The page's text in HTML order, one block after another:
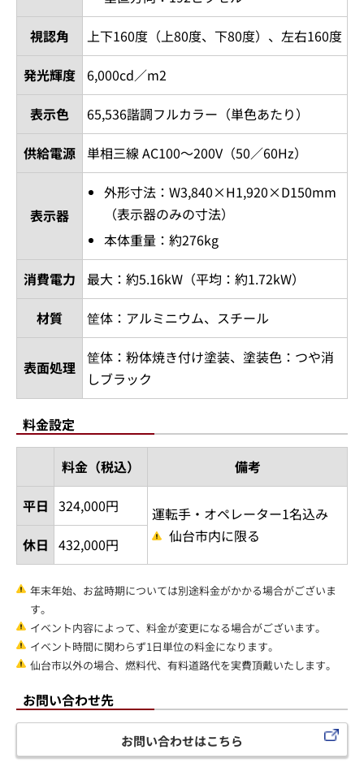
視認角
上下160度（上80度、下80度）、左右160度
発光輝度 6,000cd／m2
表示色
65,536諧調フルカラー（単色あたり）
供給電源 単相三線 AC100～200V（50／60Hz）
表示器
外形寸法：W3,840×H1,920×D150mm
（表示器のみの寸法）
本体重量：約276kg
消費電力
最大：約5.16kW（平均：約1.72kW）
材質
筐体：アルミニウム、スチール
表面処理
筐体：粉体焼き付け塗装、塗装色：つや消
しブラック
料金設定
料金（税込）
備考
平日 324,000円
運転手・オペレーター1名込み
仙台市内に限る
休日 432,000円
年末年始、お盆時期については別途料金がかかる場合がございま
す。
イベント内容によって、料金が変更になる場合がございます。
イベント時間に関わらず1日単位の料金になります。
仙台市以外の場合、燃料代、有料道路代を実費頂戴いたします。
お問い合わせ先
お問い合わせはこちら